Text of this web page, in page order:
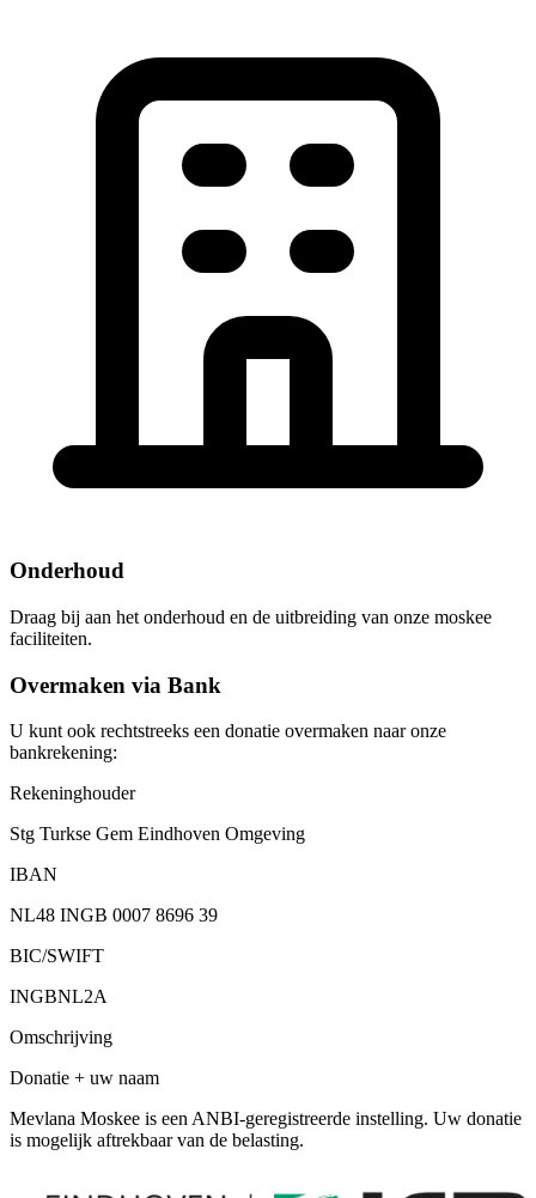
Onderhoud
Draag bij aan het onderhoud en de uitbreiding van onze moskee
faciliteiten.
Overmaken via Bank
U kunt ook rechtstreeks een donatie overmaken naar onze
bankrekening:
Rekeninghouder
Stg Turkse Gem Eindhoven Omgeving
IBAN
NL48 INGB 0007 8696 39
BIC/SWIFT
INGBNL2A
Omschrijving
Donatie + uw naam
Mevlana Moskee is een ANBI-geregistreerde instelling. Uw donatie
is mogelijk aftrekbaar van de belasting.